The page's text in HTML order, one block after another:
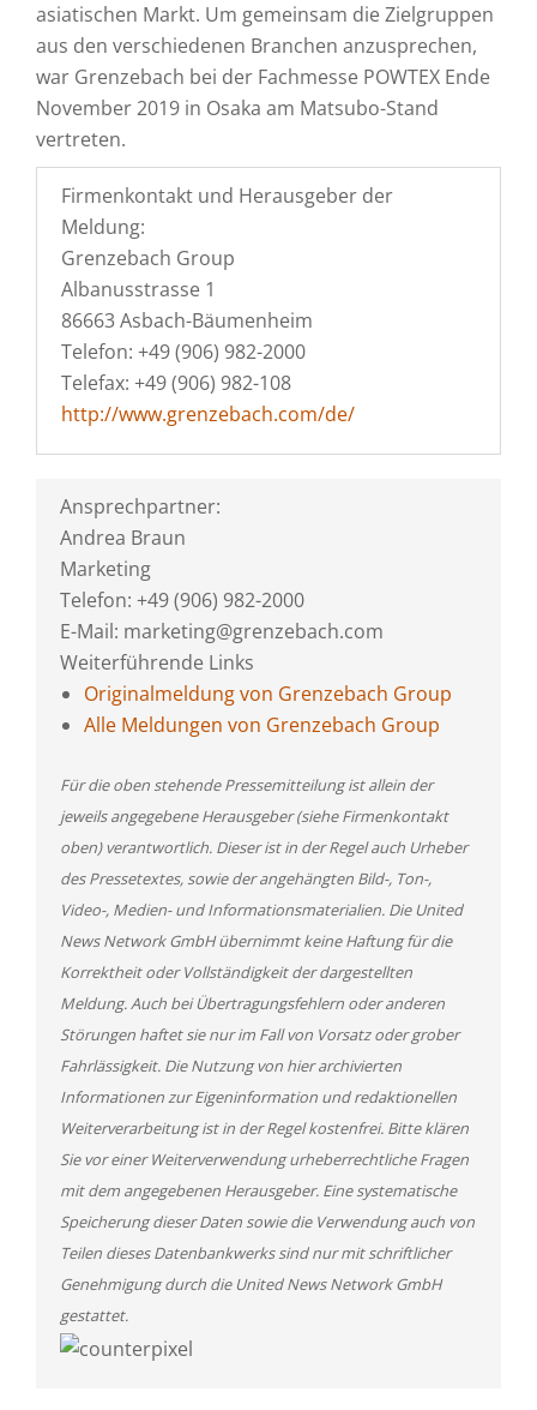
asiatischen Markt. Um gemeinsam die Zielgruppen
aus den verschiedenen Branchen anzusprechen,
war Grenzebach bei der Fachmesse POWTEX Ende
November 2019 in Osaka am Matsubo-Stand
vertreten.
Firmenkontakt und Herausgeber der
Meldung:
Grenzebach Group
Albanusstrasse 1
86663 Asbach-Bäumenheim
Telefon: +49 (906) 982-2000
Telefax: +49 (906) 982-108
http://www.grenzebach.com/de/
Ansprechpartner:
Andrea Braun
Marketing
Telefon: +49 (906) 982-2000
E-Mail: marketing@grenzebach.com
Weiterführende Links
Originalmeldung von Grenzebach Group
Alle Meldungen von Grenzebach Group
Für die oben stehende Pressemitteilung ist allein der
jeweils angegebene Herausgeber (siehe Firmenkontakt
oben) verantwortlich. Dieser ist in der Regel auch Urheber
des Pressetextes, sowie der angehängten Bild-, Ton-,
Video-, Medien- und Informationsmaterialien. Die United
News Network GmbH übernimmt keine Haftung für die
Korrektheit oder Vollständigkeit der dargestellten
Meldung. Auch bei Übertragungsfehlern oder anderen
Störungen haftet sie nur im Fall von Vorsatz oder grober
Fahrlässigkeit. Die Nutzung von hier archivierten
Informationen zur Eigeninformation und redaktionellen
Weiterverarbeitung ist in der Regel kostenfrei. Bitte klären
Sie vor einer Weiterverwendung urheberrechtliche Fragen
mit dem angegebenen Herausgeber. Eine systematische
Speicherung dieser Daten sowie die Verwendung auch von
Teilen dieses Datenbankwerks sind nur mit schriftlicher
Genehmigung durch die United News Network GmbH
gestattet.